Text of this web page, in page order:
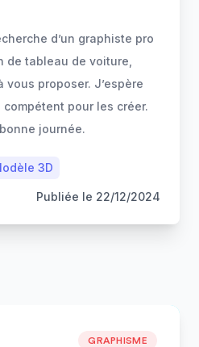
d’un graphiste pro
de tableau de voiture,
vous proposer. J’espère
pour les créer.
journée.
3D
Publiée le 22/12/2024
GRAPHISME